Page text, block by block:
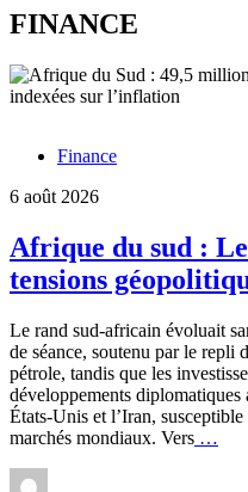
FINANCE
Finance
6 août 2026
Afrique du sud :
tensions
Le rand sud-africain évoluait
de séance, soutenu par le repli
pétrole, tandis que les
développements diplomatiques
États-Unis et l’Iran,
marchés mondiaux. Vers …